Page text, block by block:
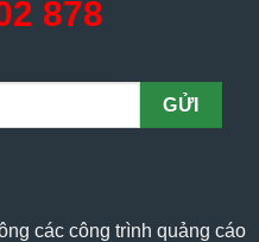
878
các công trình quảng cáo